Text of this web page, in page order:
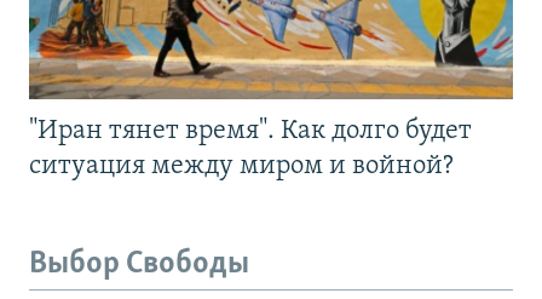
"Иран тянет время". Как долго будет
ситуация между миром и войной?
Выбор Свободы